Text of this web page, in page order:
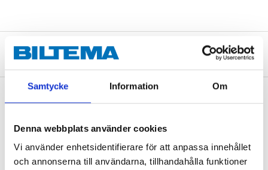
Samtycke Information Om
Denna webbplats använder cookies
Vi använder enhetsidentifierare för att anpassa innehållet
och annonserna till användarna, tillhandahålla funktioner
About the manufacturer
Accessories